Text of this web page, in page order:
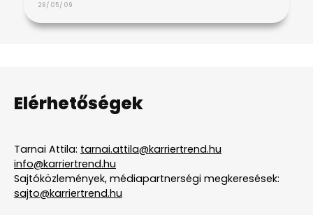
26/05/09
Elérhetőségek
Tarnai Attila: tarnai.attila@karriertrend.hu
info@karriertrend.hu
Sajtóközlemények, médiapartnerségi megkeresések:
sajto@karriertrend.hu